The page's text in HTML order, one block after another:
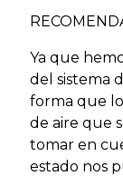
Ya que
del sistema
forma que
de aire que
tomar en
estado nos